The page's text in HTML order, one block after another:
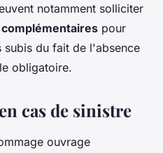
notamment solliciter
pour
subis du fait de l'absence
obligatoire.
cas de sinistre
ouvrage